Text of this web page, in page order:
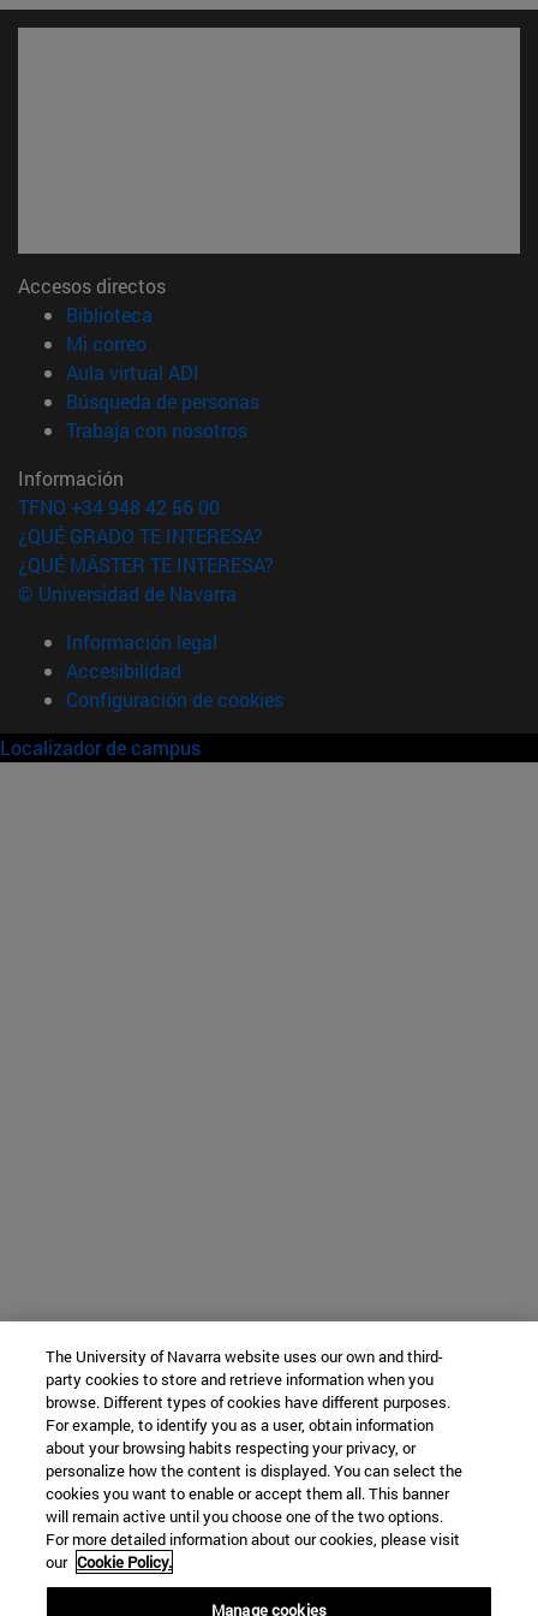
Accesos directos
Biblioteca
Mi correo(abre en nueva ventana)
Aula virtual ADI
Búsqueda de personas(abre en nueva ventana)
Trabaja con nosotros(abre en nueva ventana)
Información
TFNO +34 948 42 56 00
¿QUÉ GRADO TE INTERESA?
¿QUÉ MÁSTER TE INTERESA?
© Universidad de Navarra
Información legal
Accesibilidad
Configuración de cookies
Localizador de campus
The University of Navarra website uses our own and third-
party cookies to store and retrieve information when you
browse. Different types of cookies have different purposes.
For example, to identify you as a user, obtain information
about your browsing habits respecting your privacy, or
personalize how the content is displayed. You can select the
cookies you want to enable or accept them all. This banner
will remain active until you choose one of the two options.
For more detailed information about our cookies, please visit
our Cookie Policy.
Manage cookies